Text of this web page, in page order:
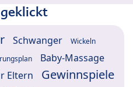
Schwanger Wickeln
Baby-Massage
Eltern
Gewinnspiele